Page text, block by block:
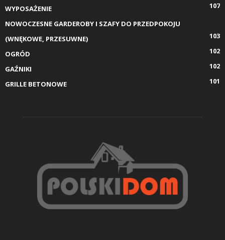
WYPOSAŻENIE
107
NOWOCZESNE GARDEROBY I SZAFY DO PRZEDPOKOJU
(WNĘKOWE, PRZESUWNE)
103
OGRÓD
102
GAŹNIKI
102
GRILLE BETONOWE
101